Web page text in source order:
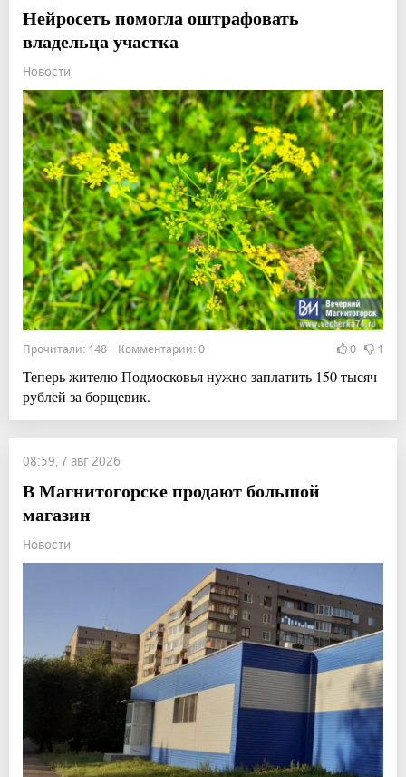
Нейросеть помогла оштрафовать
владельца участка
Новости
Прочитали: 148 Комментарии: 0 0 1
Теперь жителю Подмосковья нужно заплатить 150 тысяч
рублей за борщевик.
08:59, 7 авг 2026
В Магнитогорске продают большой
магазин
Новости